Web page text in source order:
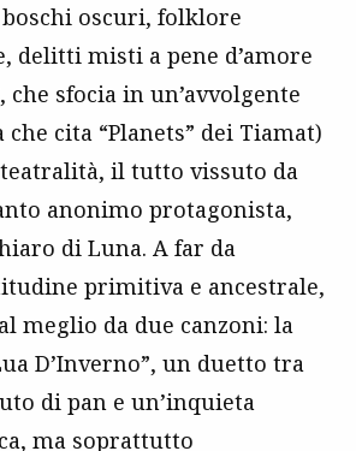
oscuri, folklore
delitti misti a pene d’amore
che sfocia in un’avvolgente
cita “Planets” dei Tiamat)
il tutto vissuto da
anonimo protagonista,
di Luna. A far da
primitiva e ancestrale,
meglio da due canzoni: la
D’Inverno”, un duetto tra
di pan e un’inquieta
ma soprattutto